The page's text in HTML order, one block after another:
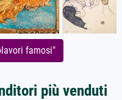
famosi"
più venduti